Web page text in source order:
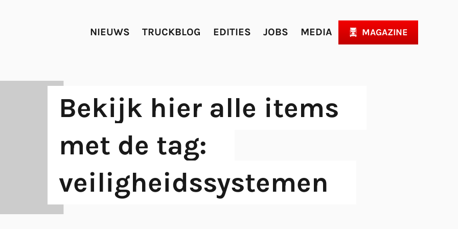
NIEUWS TRUCKBLOG EDITIES JOBS MEDIA MAGAZINE
Bekijk hier alle items
met de tag:
veiligheidssystemen